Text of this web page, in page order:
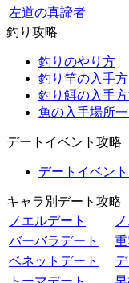
左道の真諦者
釣り攻略
釣りのやり方
釣り竿の入手
釣り餌の入手
魚の入手場所
デートイベント攻略
デートイベン
キャラ別デート攻略
ノエルデート
バーバラデート
重
ベネットデート